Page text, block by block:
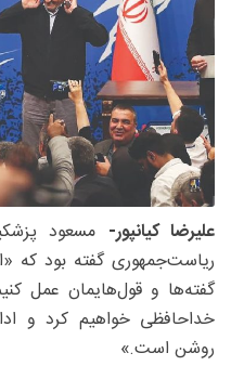
علیرضا کیانپور- مسعود
ریاست‌جمهوری گفته بود که
گفته‌ها و قول‌هایمان عمل
خداحافظی خواهیم کرد و
روشن است.»